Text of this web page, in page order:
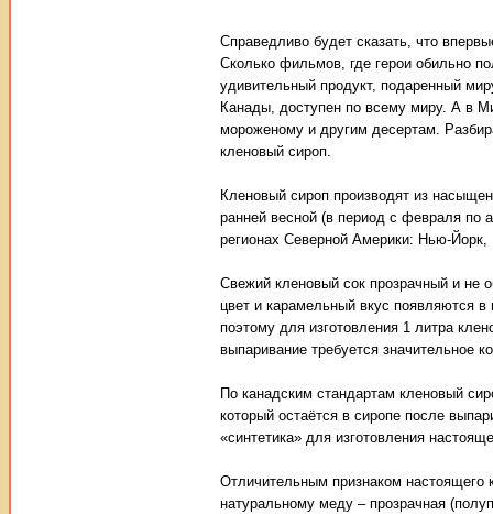
Справедливо будет сказать, что
Сколько фильмов, где герои обильно
удивительный продукт, подаренный
Канады, доступен по всему миру. А в
мороженому и другим десертам.
кленовый сироп.
Кленовый сироп производят из
ранней весной (в период с февраля по
регионах Северной Америки: Нью-
Свежий кленовый сок прозрачный и не
цвет и карамельный вкус появляются
поэтому для изготовления 1 литра
выпаривание требуется значительное
По канадским стандартам кленовый
который остаётся в сиропе после
«синтетика» для изготовления
Отличительным признаком настоящего
натуральному меду – прозрачная